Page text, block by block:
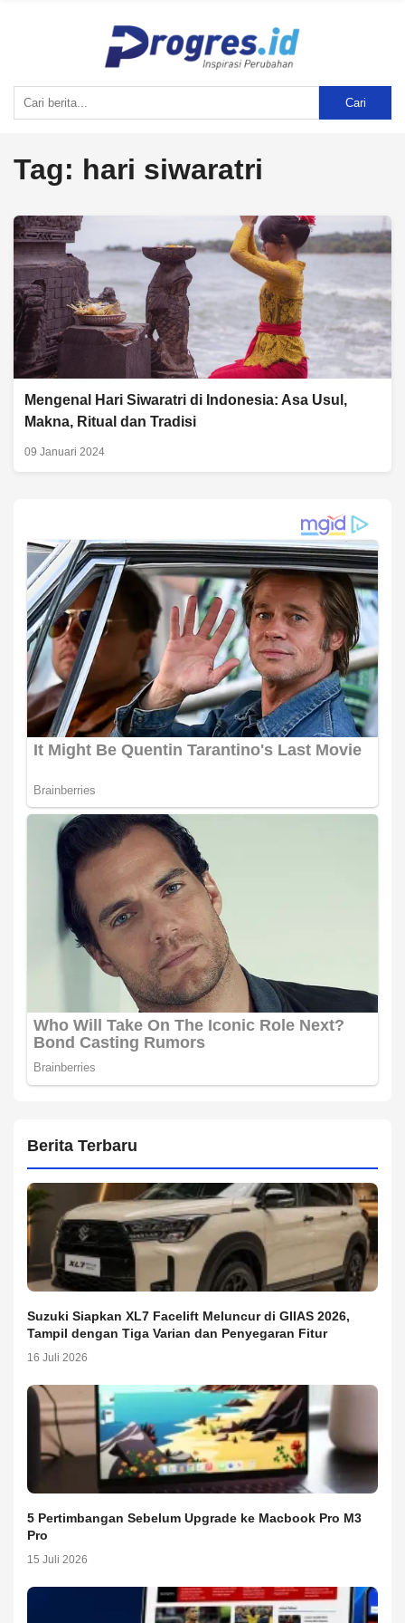
Cari
Tag: hari siwaratri
Mengenal Hari Siwaratri di Indonesia: Asa Usul,
Makna, Ritual dan Tradisi
09 Januari 2024
Berita Terbaru
Suzuki Siapkan XL7 Facelift Meluncur di GIIAS 2026,
Tampil dengan Tiga Varian dan Penyegaran Fitur
16 Juli 2026
5 Pertimbangan Sebelum Upgrade ke Macbook Pro M3
Pro
15 Juli 2026